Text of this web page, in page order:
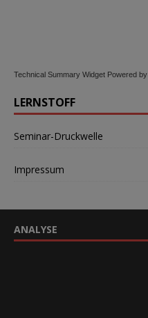
Technical Summary Widget Powered by
LERNSTOFF
Seminar-Druckwelle
Impressum
ANALYSE